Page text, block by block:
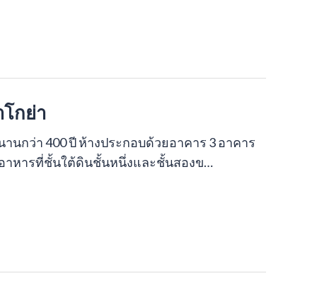
กย่า
กว่า 400 ปี ห้างประกอบด้วยอาคาร 3 อาคาร
าหารที่ชั้นใต้ดินชั้นหนึ่งและชั้นสองข…